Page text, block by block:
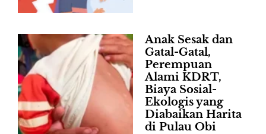
Anak Sesak dan
Gatal-Gatal,
Perempuan
Alami KDRT,
Biaya Sosial-
Ekologis yang
Diabaikan Harita
di Pulau Obi